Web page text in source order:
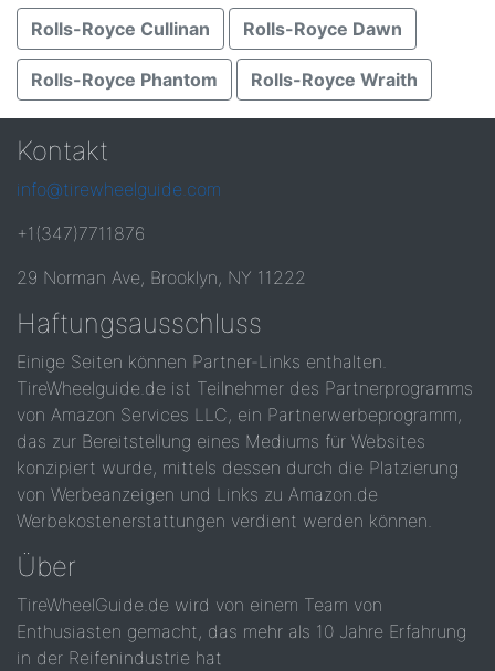
Rolls-Royce Cullinan Rolls-Royce Dawn
Rolls-Royce Phantom Rolls-Royce Wraith
Kontakt
info@tirewheelguide.com
+1(347)7711876
29 Norman Ave, Brooklyn, NY 11222
Haftungsausschluss
Einige Seiten können Partner-Links enthalten.
TireWheelguide.de ist Teilnehmer des Partnerprogramms
von Amazon Services LLC, ein Partnerwerbeprogramm,
das zur Bereitstellung eines Mediums für Websites
konzipiert wurde, mittels dessen durch die Platzierung
von Werbeanzeigen und Links zu Amazon.de
Werbekostenerstattungen verdient werden können.
Über
TireWheelGuide.de wird von einem Team von
Enthusiasten gemacht, das mehr als 10 Jahre Erfahrung
in der Reifenindustrie hat